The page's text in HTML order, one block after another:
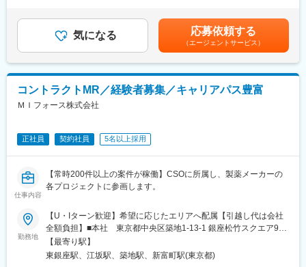
製薬企業での開発パイプラインの変化にともない、当社において
はオンコロジーをはじめスペシャリティ領域のプロジェクトが増
加しています。またスペシャリティ領域については社員の関心も
高く、これに応えるべく専門性の高い人財を育成するための社内
認定資格制度を設けています。現在はオンコロジー分野で「血液
がん」と「固形がん」の2つのコースが展開されています。
変更の範囲：会社の定める業務
具体的には、「どんな病気に効くか（効果）／安全性（副作用や
注意点）／品質に問題はないか」をわかりやすく伝えます
また、現場で使われた際の声を聞き取り製薬会社へ届け、より良
い薬づくりにも貢献します
自分が関わった薬が患者様の治療につながり、感謝されるやりが
いのある仕事です
◎3ヶ月研修＋OJTでゼロから育成｜専門性の高いキャリア形成
員など）が活躍中
▽約3ヶ月の研修（医療知識・業務理解）
▽現場配属（4ヶ月目～）※マネージャーなど周囲のサポートを受
けながら実務習得
▽キャリア形成（MR経験者スペシャリスト・管理職や本社管理職
へのキャリアアップ＆キャリアチェンジの可能性アリ）
を全額支給 ■賞与年2回（昨年度実績4.2ヶ月）、報酬改定年1回■
全国勤務が可能な方は、50万円の一時金を支給(3ヶ月の試用期間
後の翌月給与で支給)賃金はあくまでも目安の金額であり、選考を
通じて上下する可能性があります。月給(月額)は固定手当を含めた
表記です。
気になる 応募依頼する
（エージェントサービス）
コントラクトMR／経験者募集／キャリアパス豊富
ＭＩフォース株式会社
正社員 契約社員 5名以上採用
仕事内容
【常時200件以上の案件が稼働】CSOに所属し、製薬メーカーの
各プロジェクトに参画します。
勤務地
【U・Iターン歓迎】希望に応じたエリアへ配属【引越し代は会社
全額負担】■本社 東京都中央区築地1-13-1 銀座松竹スクエア9F■
勤務エリア：（1）北海道：北海道（2）東北：青森・秋田・岩
手・山形・宮城・福島（3）関東：東京・神奈川・千葉・埼玉・茨
【最寄り駅】
東銀座駅、江坂駅、築地駅、新富町駅(東京都)